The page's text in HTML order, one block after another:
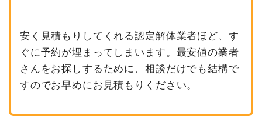
安く見積もりしてくれる認定解体業者ほど、す
ぐに予約が埋まってしまいます。最安値の業者
さんをお探しするために、相談だけでも結構で
すのでお早めにお見積もりください。